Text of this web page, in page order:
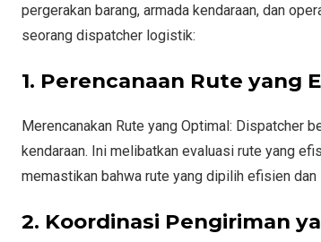
pergerakan barang, armada kendaraan, dan
seorang dispatcher logistik:
1. Perencanaan Rute yang
Merencanakan Rute yang Optimal: Dispatcher
kendaraan. Ini melibatkan evaluasi rute yang
memastikan bahwa rute yang dipilih efisien dan
2. Koordinasi Pengiriman